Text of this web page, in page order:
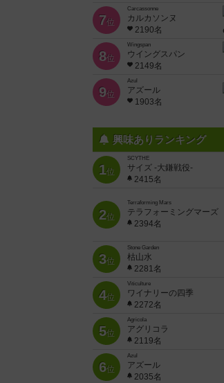
7位
Carcassonne
カルカソンヌ
2190名
8位
Wingspan
ウイングスパン
2149名
9位
Azul
アズール
1903名
興味ありランキング
1位
SCYTHE
サイズ -大鎌戦役-
2415名
2位
Terraforming Mars
テラフォーミングマーズ
2394名
3位
Stone Garden
枯山水
2281名
4位
Viticulture
ワイナリーの四季
2272名
5位
Agricola
アグリコラ
2119名
6位
Azul
アズール
2035名